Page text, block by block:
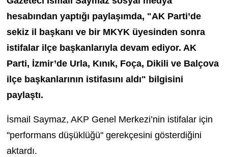
hesabından yaptığı paylaşımda, "AK Parti’de
sekiz il başkanı ve bir MKYK üyesinden sonra
istifalar ilçe başkanlarıyla devam ediyor. AK
Parti, İzmir’de Urla, Kınık, Foça, Dikili ve Balçova
ilçe başkanlarının istifasını aldı" bilgisini
paylaştı.
İsmail Saymaz, AKP Genel Merkezi’nin istifalar için
"performans düşüklüğü" gerekçesini gösterdiğini
aktardı.